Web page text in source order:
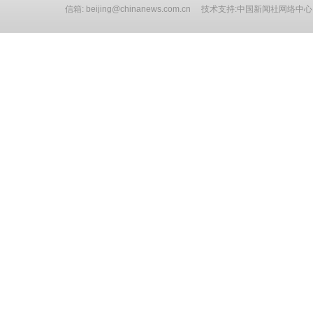
信箱: beijing@chinanews.com.cn 技术支持:中国新闻社网络中心